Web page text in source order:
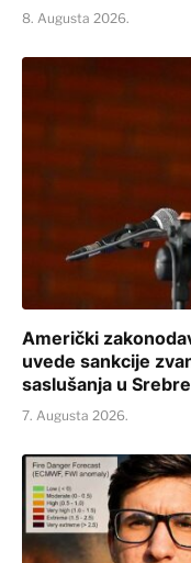
8. Augusta 2026.
Američki
uvede sankcije
saslušanja u
7. Augusta 2026.